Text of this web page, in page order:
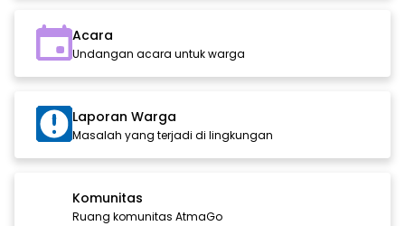
Acara
Undangan acara untuk warga
Laporan Warga
Masalah yang terjadi di lingkungan
Komunitas
Ruang komunitas AtmaGo